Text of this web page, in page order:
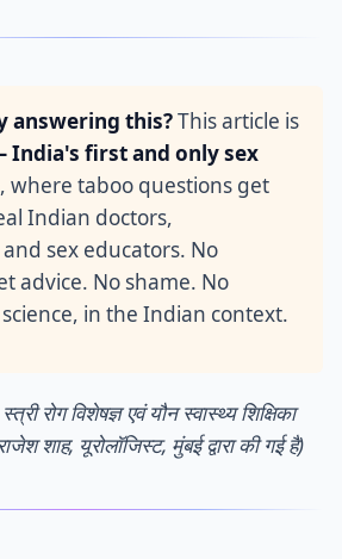
answering this?This article is
India's first and only sex
, where taboo questions get
Indian doctors,
sex educators. No
advice. No shame. No
in the Indian context.
रोग विशेषज्ञ एवं यौन स्वास्थ्य शिक्षिका
शाह, यूरोलॉजिस्ट, मुंबई द्वारा की गई है)